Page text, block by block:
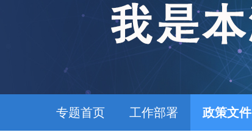
专题首页 工作部署 政策文件